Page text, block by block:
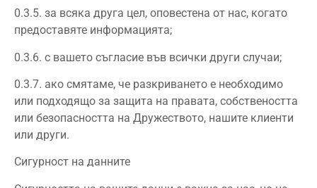
0.3.5. за всяка друга цел, оповестена от нас, когато
предоставяте информацията;
0.3.6. с вашето съгласие във всички други случаи;
0.3.7. ако смятаме, че разкриването е необходимо
или подходящо за защита на правата, собствеността
или безопасността на Дружеството, нашите клиенти
или други.
Сигурност на данните